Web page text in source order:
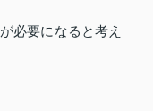
必要になると考え